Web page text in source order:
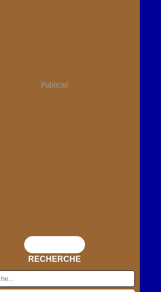
Publicité
RECHERCHE